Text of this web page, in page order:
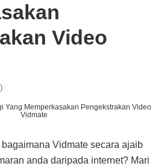
Video
Vidmate secara ajaib
anda daripada internet? Mari